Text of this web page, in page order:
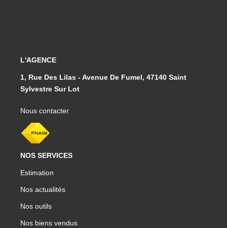
L'AGENCE
1, Rue Des Lilas - Avenue De Fumel, 47140 Saint
Sylvestre Sur Lot
Nous contacter
NOS SERVICES
Estimation
Nos actualités
Nos outils
Nos biens vendus